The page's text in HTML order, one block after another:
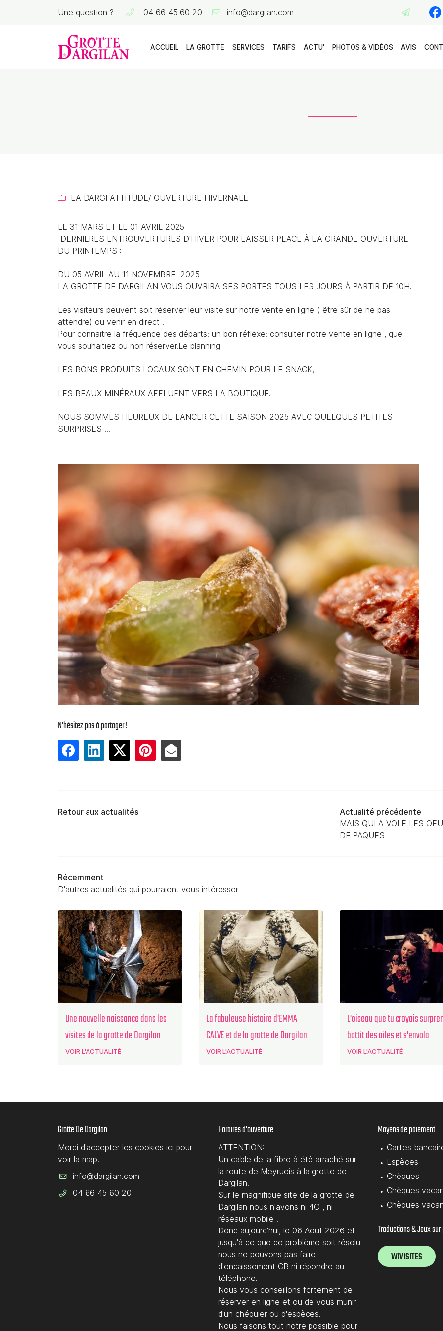
Une question ? 04 66 45 60 20
ACCUEIL LA GROTTE SERVICES TARIFS ACTU' PHOTOS & VIDÉOS AVIS
48150 MEYRUEIS
04 66 45 60 20
Adresse email de réception
Recopier le code ci-contre
Rafraîchir le captcha
En cochant cette case, vous consentez à recevoir nos propositions
à tout moment en utilisant le formulaire de désinscription.
Inscription
 LA DARGI ATTITUDE/ OUVERTURE HIVERNALE
LE 31 MARS ET LE 01 AVRIL 2025
DERNIERES ENTROUVERTURES D'HIVER POUR LAISSER PLACE À LA GRANDE OUVERTURE
DU PRINTEMPS :
DU 05 AVRIL AU 11 NOVEMBRE 2025
LA GROTTE DE DARGILAN VOUS OUVRIRA SES PORTES TOUS LES JOURS À PARTIR DE 10H.
Les visiteurs peuvent soit réserver leur visite sur notre vente en ligne ( être sûr de ne pas
attendre) ou venir en direct .
Pour connaitre la fréquence des départs: un bon réflexe: consulter notre vente en ligne , que
vous souhaitiez ou non réserver.Le planning
LES BONS PRODUITS LOCAUX SONT EN CHEMIN POUR LE SNACK,
LES BEAUX MINÉRAUX AFFLUENT VERS LA BOUTIQUE.
NOUS SOMMES HEUREUX DE LANCER CETTE SAISON 2025 AVEC QUELQUES PETITES
SURPRISES ...
N'hésitez pas à partager !
Retour aux actualités
Actualité précédente
MAIS QUI A VOLE LES
DE PAQUES
Récemment
D'autres actualités qui pourraient vous intéresser
Une nouvelle naissance dans les
visites de la grotte de Dargilan
VOIR L'ACTUALITÉ
La fabuleuse histoire d'EMMA
CALVE et de la grotte de Dargilan
VOIR L'ACTUALITÉ
L'oiseau que tu croyais
battit des ailes et s'envola
VOIR L'ACTUALITÉ
Grotte De Dargilan
Merci d'accepter les cookies ici pour
voir la map.
04 66 45 60 20
Horaires d'ouverture
ATTENTION:
Un cable de la fibre à été arraché sur
la route de Meyrueis à la grotte de
Dargilan.
Sur le magnifique site de la grotte de
Dargilan nous n'avons ni 4G , ni
réseaux mobile .
Donc aujourd'hui, le 06 Aout 2026 et
jusqu'à ce que ce problème soit résolu
nous ne pouvons pas faire
d'encaissement CB ni répondre au
téléphone.
Nous vous conseillons fortement de
réserver en ligne et ou de vous munir
d'un chéquier ou d'espèces.
Nous faisons tout notre possible pour
Moyens de paiement
Cartes
Espèces
Chèques
Chèques
Chèques
Traductions & Jeux
WIVISITES